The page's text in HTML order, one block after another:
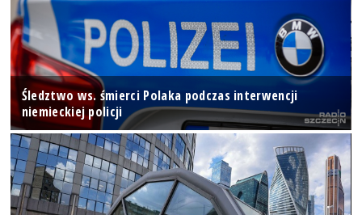
Śledztwo ws. śmierci Polaka podczas interwencji
niemieckiej policji